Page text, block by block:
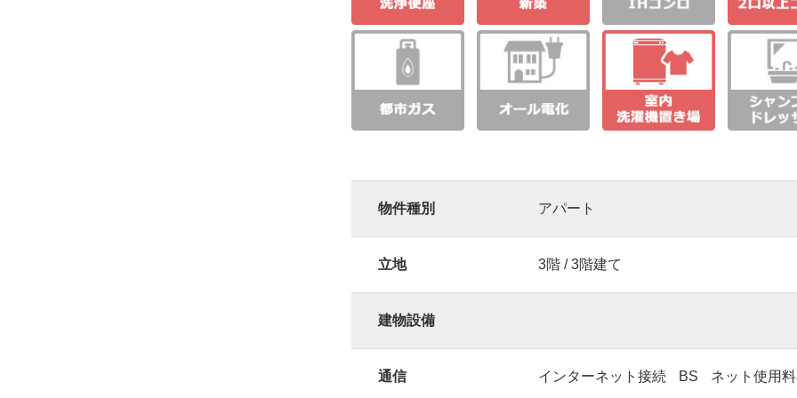
物件種別 アパート
立地 3階 / 3階建て
建物設備
通信 インターネット接続 BS ネット使用